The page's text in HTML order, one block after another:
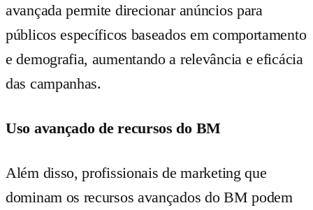
avançada permite direcionar anúncios para
públicos específicos baseados em comportamento
e demografia, aumentando a relevância e eficácia
das campanhas.
Uso avançado de recursos do BM
Além disso, profissionais de marketing que
dominam os recursos avançados do BM podem